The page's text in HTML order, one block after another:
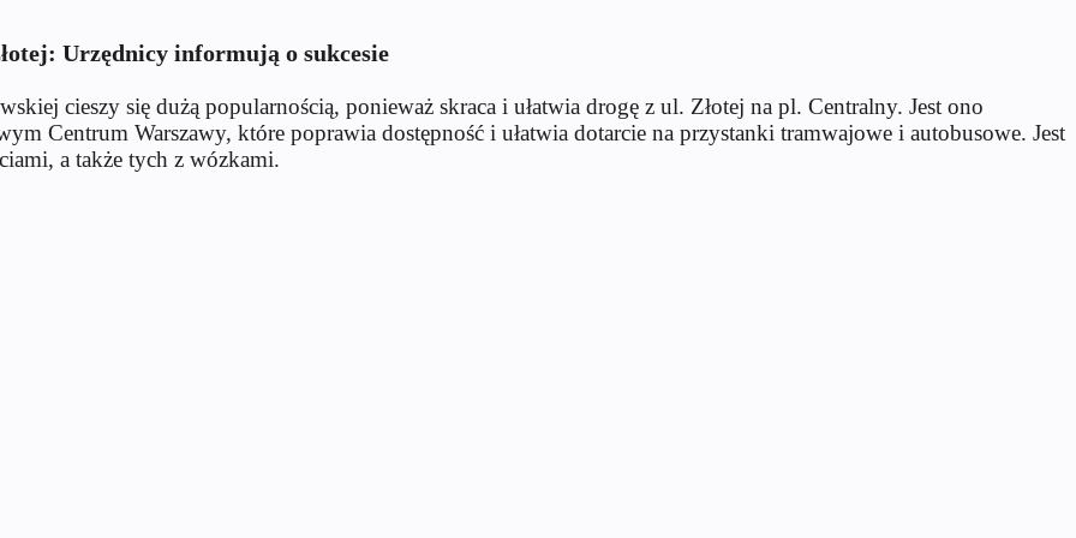
Urzędnicy informują o sukcesie
cieszy się dużą popularnością, ponieważ skraca i ułatwia drogę z ul. Złotej na pl. Centralny. Jest ono
Centrum Warszawy, które poprawia dostępność i ułatwia dotarcie na przystanki tramwajowe i autobusowe. Jest
a także tych z wózkami.